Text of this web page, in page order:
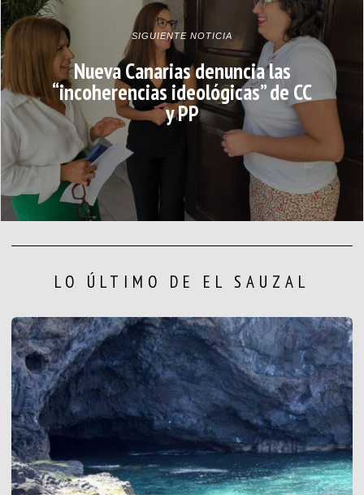
SIGUIENTE NOTICIA
Nueva Canarias denuncia las
“incoherencias ideológicas” de CC
y PP
LO ÚLTIMO DE EL SAUZAL